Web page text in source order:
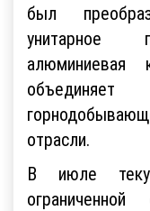
был
унитарное
алюминиевая
объединяет
отрасли.
В июле
ограниченной